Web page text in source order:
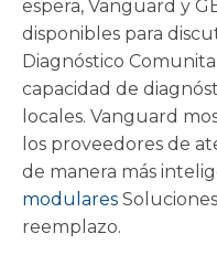
espera, Vanguard y
disponibles para
Diagnóstico
capacidad de
locales. Vanguard
los proveedores de
de manera más
modulares
reemplazo.